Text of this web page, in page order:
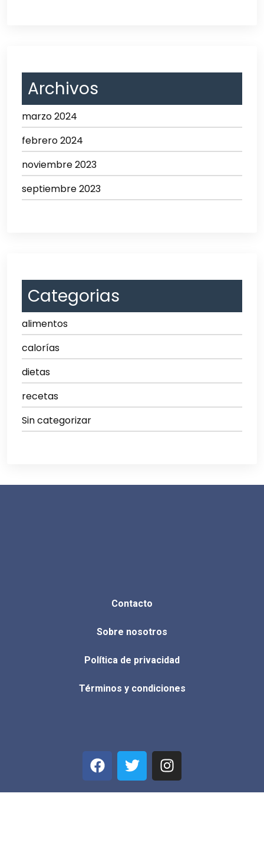
Archivos
marzo 2024
febrero 2024
noviembre 2023
septiembre 2023
Categorias
alimentos
calorías
dietas
recetas
Sin categorizar
Contacto
Sobre nosotros
Política de privacidad
Términos y condiciones